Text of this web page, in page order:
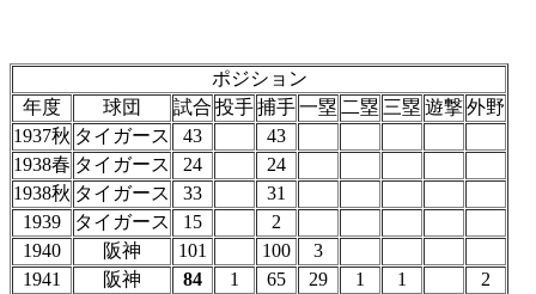
ポジション
年度
球団 試合 投手捕手一塁 二塁 三塁 遊撃外野
1937秋 タイガース 43
43
1938春 タイガース 24
24
1938秋 タイガース 33
31
1939
タイガース 15
2
1940
阪神 101 100
3
1941
阪神 84 1 65 29 1 1
2